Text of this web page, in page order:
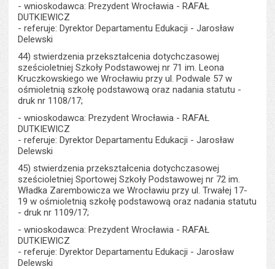
- wnioskodawca: Prezydent Wrocławia - RAFAŁ
DUTKIEWICZ
- referuje: Dyrektor Departamentu Edukacji - Jarosław
Delewski
44) stwierdzenia przekształcenia dotychczasowej
sześcioletniej Szkoły Podstawowej nr 71 im. Leona
Kruczkowskiego we Wrocławiu przy ul. Podwale 57 w
ośmioletnią szkołę podstawową oraz nadania statutu -
druk nr 1108/17;
- wnioskodawca: Prezydent Wrocławia - RAFAŁ
DUTKIEWICZ
- referuje: Dyrektor Departamentu Edukacji - Jarosław
Delewski
45) stwierdzenia przekształcenia dotychczasowej
sześcioletniej Sportowej Szkoły Podstawowej nr 72 im.
Władka Zarembowicza we Wrocławiu przy ul. Trwałej 17-
19 w ośmioletnią szkołę podstawową oraz nadania statutu
- druk nr 1109/17;
- wnioskodawca: Prezydent Wrocławia - RAFAŁ
DUTKIEWICZ
- referuje: Dyrektor Departamentu Edukacji - Jarosław
Delewski